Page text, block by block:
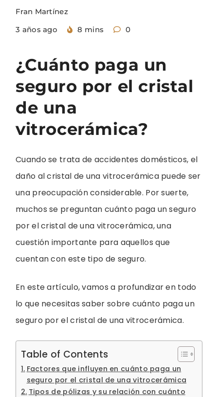
Fran Martínez
3 años ago
8 mins 0
¿Cuánto paga un
seguro por el cristal
de una
vitrocerámica?
Cuando se trata de accidentes domésticos, el
daño al cristal de una vitrocerámica puede ser
una preocupación considerable. Por suerte,
muchos se preguntan cuánto paga un seguro
por el cristal de una vitrocerámica, una
cuestión importante para aquellos que
cuentan con este tipo de seguro.
En este artículo, vamos a profundizar en todo
lo que necesitas saber sobre cuánto paga un
seguro por el cristal de una vitrocerámica.
Table of Contents
Factores que influyen en cuánto paga un
seguro por el cristal de una vitrocerámica
Tipos de pólizas y su relación con cuánto